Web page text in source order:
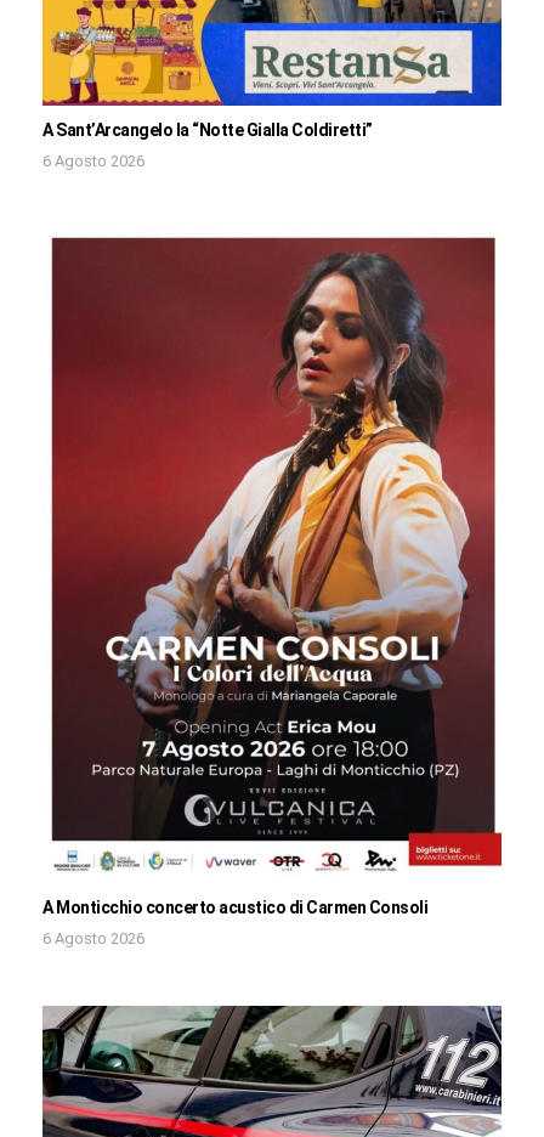
A Sant’Arcangelo la “Notte Gialla Coldiretti”
6 Agosto 2026
A Monticchio concerto acustico di Carmen Consoli
6 Agosto 2026